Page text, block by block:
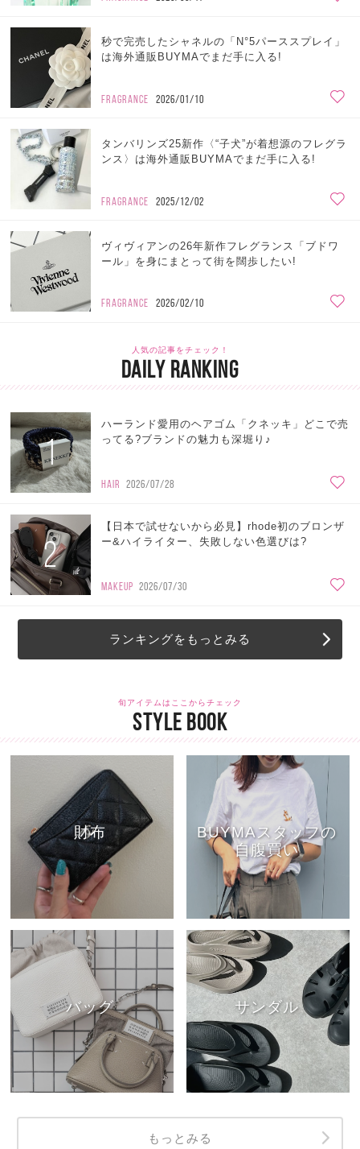
秒で完売したシャネルの「N°5パーススプレイ」
は海外通販BUYMAでまだ手に入る!
FRAGRANCE 2026/01/10
タンバリンズ25新作〈“子犬”が着想源のフレグラ
ンス〉は海外通販BUYMAでまだ手に入る!
FRAGRANCE 2025/12/02
ヴィヴィアンの26年新作フレグランス「ブドワ
ール」を身にまとって街を闊歩したい!
FRAGRANCE 2026/02/10
人気の記事をチェック！
DAILY RANKING
1
ハーランド愛用のヘアゴム「クネッキ」どこで売
ってる?ブランドの魅力も深堀り♪
HAIR 2026/07/28
2
【日本で試せないから必見】rhode初のブロンザ
ー&ハイライター、失敗しない色選びは?
MAKEUP 2026/07/30
ランキングをもっとみる
旬アイテムはここからチェック
STYLE BOOK
財布
BUYMAスタッフの
自腹買い
バッグ サンダル
もっとみる